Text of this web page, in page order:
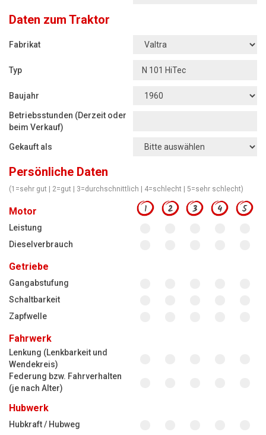
Radlader
Rasentraktoren
Jetzt Bewerten
Daten zum Traktor
Fabrikat
Typ
Baujahr
Betriebsstunden (Derzeit oder
beim Verkauf)
Gekauft als
Persönliche Daten
(1=sehr gut | 2=gut | 3=durchschnittlich | 4=schlecht | 5=sehr schlecht)
Motor 1 2 3 4 5
Leistung
Dieselverbrauch
Getriebe
Gangabstufung
Schaltbarkeit
Zapfwelle
Fahrwerk
Lenkung (Lenkbarkeit und
Wendekreis)
Federung bzw. Fahrverhalten
(je nach Alter)
Hubwerk
Hubkraft / Hubweg